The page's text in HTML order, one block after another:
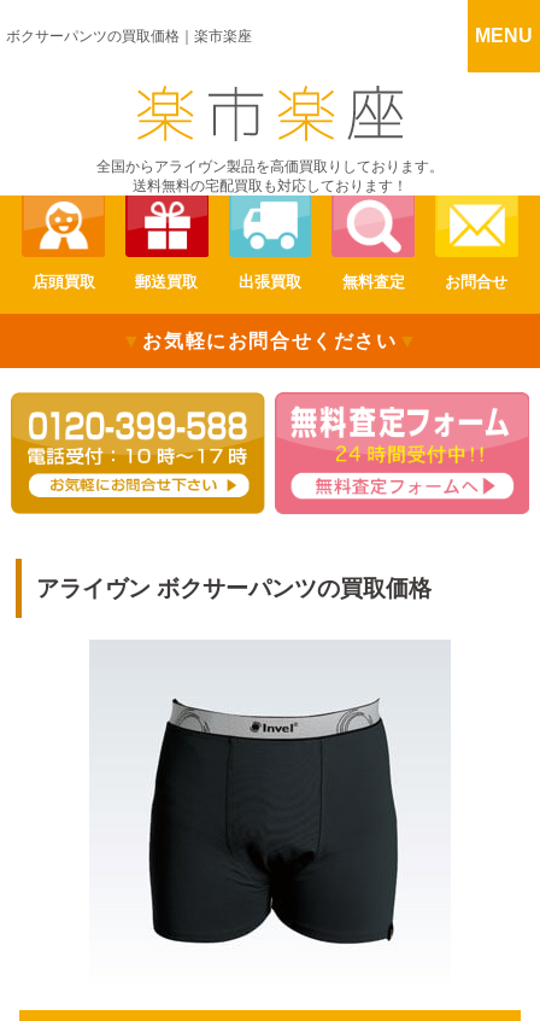
MENU
ボクサーパンツの買取価格｜楽市楽座
全国からアライヴン製品を高価買取りしております。
送料無料の宅配買取も対応しております！
店頭買取 郵送買取 出張買取 無料査定 お問合せ
▼ お気軽にお問合せください ▼
アライヴン ボクサーパンツの買取価格